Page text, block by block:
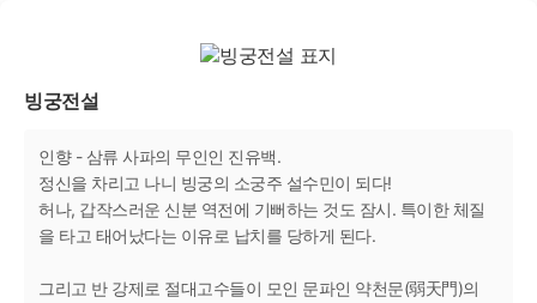
빙궁전설
인향 - 삼류 사파의 무인인 진유백.
정신을 차리고 나니 빙궁의 소궁주 설수민이 되다!
허나, 갑작스러운 신분 역전에 기뻐하는 것도 잠시. 특이한 체질
을 타고 태어났다는 이유로 납치를 당하게 된다.
그리고 반 강제로 절대고수들이 모인 문파인 약천문(弱天門)의